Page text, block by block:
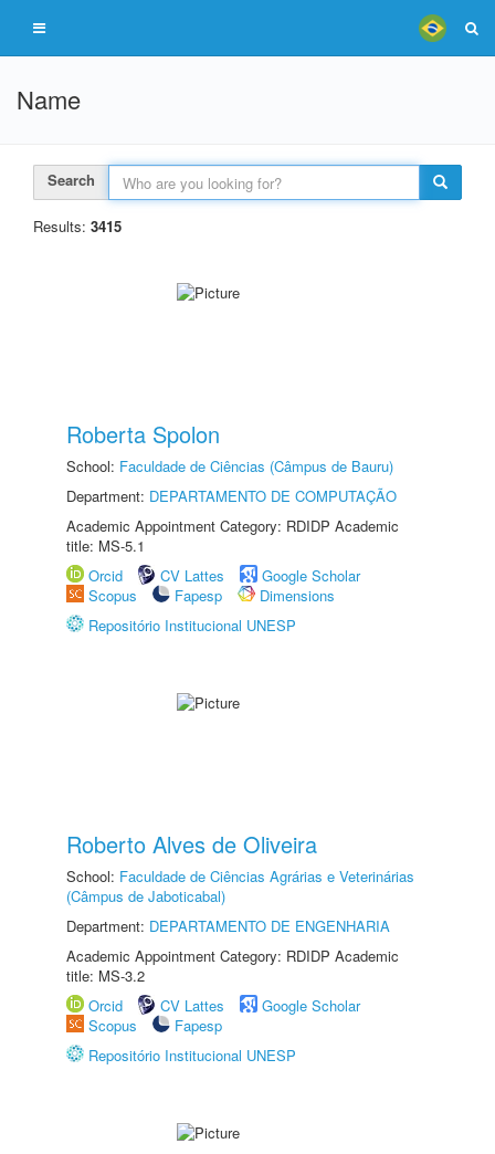
Name
Search
Results: 3415
Roberta Spolon
School: Faculdade de Ciências (Câmpus de Bauru)
Department: DEPARTAMENTO DE COMPUTAÇÃO
Academic Appointment Category: RDIDP Academic
title: MS-5.1
Orcid
CV Lattes
Google Scholar
Scopus
Fapesp
Dimensions
Repositório Institucional UNESP
Roberto Alves de Oliveira
School: Faculdade de Ciências Agrárias e Veterinárias
(Câmpus de Jaboticabal)
Department: DEPARTAMENTO DE ENGENHARIA
Academic Appointment Category: RDIDP Academic
title: MS-3.2
Orcid
CV Lattes
Google Scholar
Scopus
Fapesp
Repositório Institucional UNESP